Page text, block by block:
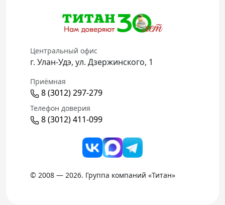
Центральный офис
г. Улан-Удэ, ул. Дзержинского, 1
Приёмная
8 (3012) 297-279
Телефон доверия
8 (3012) 411-099
© 2008 — 2026. Группа компаний «Титан»